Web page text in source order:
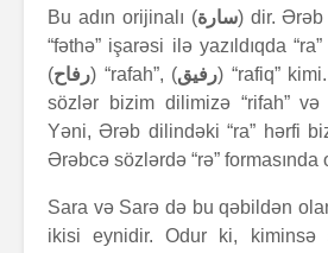
Bu adın orijinalı (سارة) dir. Ərəb
“fəthə” işarəsi ilə yazıldıqda
(رفاح) “rafah”, (رفيق) “rafiq”
sözlər bizim dilimizə “rifah” və
Yəni, Ərəb dilindəki “ra” hərfi
Ərəbcə sözlərdə “rə” formasında
Sara və Sarə də bu qəbildən
ikisi eynidir. Odur ki, kiminsə